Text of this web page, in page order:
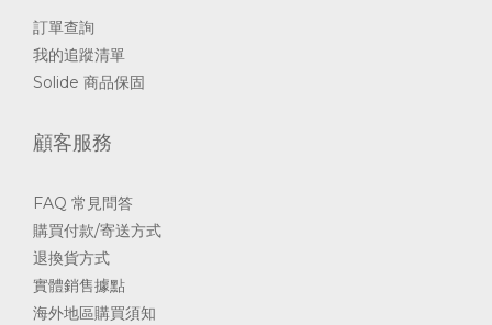
訂單查詢
我的追蹤清單
Solide 商品保固
顧客服務
FAQ 常見問答
購買付款/寄送方式
退換貨方式
實體銷售據點
海外地區購買須知